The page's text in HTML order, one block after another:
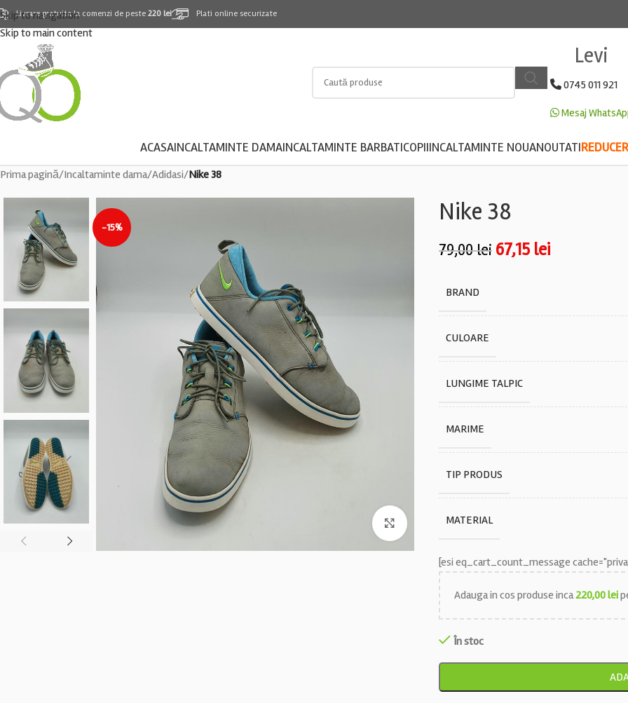
Skip to navigation
Skip to main content
Livrare gratuita la comenzi de peste 220 lei Plati online securizate
Levi
0745 011 921
Mesaj
ACASAINCALTAMINTE DAMAINCALTAMINTE BARBATICOPIIINCALTAMINTE NOUANOUTATI
Prima pagină/Incaltaminte dama/Adidasi/Nike 38
-15%
Faceți click pentru a mări
Nike 38
79,00lei 67,15 lei
BRAND
CULOARE
LUNGIME TALPIC
MARIME
TIP PRODUS
MATERIAL
[esi eq_cart_count_message
Adauga in cos produse inca220,00lei
În stoc